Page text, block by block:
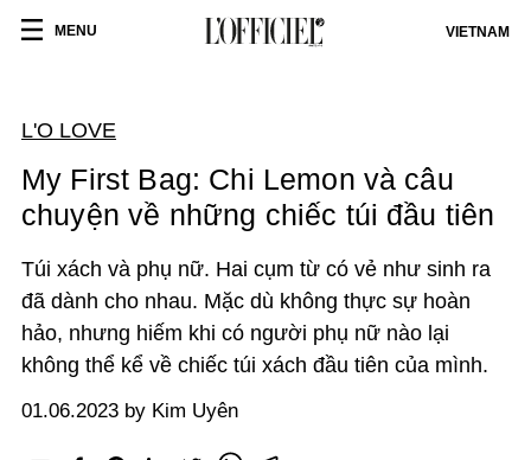
MENU VIETNAM
L'O LOVE
My First Bag: Chi Lemon và câu
chuyện về những chiếc túi đầu tiên
Túi xách và phụ nữ. Hai cụm từ có vẻ như sinh ra
đã dành cho nhau. Mặc dù không thực sự hoàn
hảo, nhưng hiếm khi có người phụ nữ nào lại
không thể kể về chiếc túi xách đầu tiên của mình.
01.06.2023 by Kim Uyên